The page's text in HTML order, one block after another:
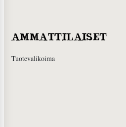
AMMATTILAISET
Tuotevalikoima